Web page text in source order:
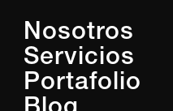
Nosotros
Servicios
Portafolio